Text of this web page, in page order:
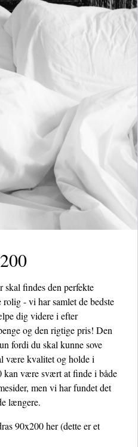
skal findes den perfekte
- vi har samlet de bedste
dig videre i efter
og den rigtige pris! Den
fordi du skal kunne sove
være kvalitet og holde i
kan være svært at finde i både
men vi har fundet det
længere.
90x200 her(dette er et